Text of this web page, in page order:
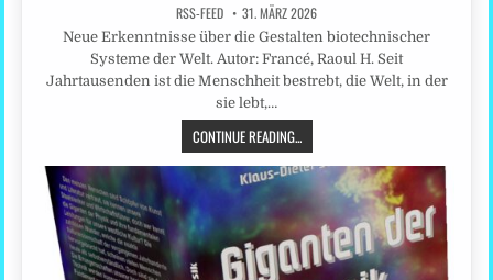
RSS-FEED 31. MÄRZ 2026
Neue Erkenntnisse über die Gestalten biotechnischer
Systeme der Welt. Autor: Francé, Raoul H. Seit
Jahrtausenden ist die Menschheit bestrebt, die Welt, in der
sie lebt,…
CONTINUE READING...